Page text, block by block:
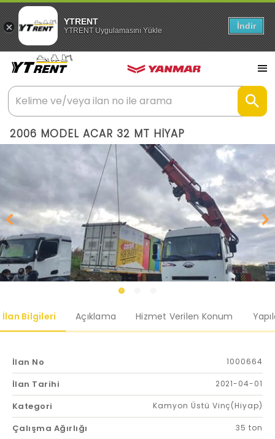
YTRENT
YTRENT Uygulamasını Yükle İndir
2006 MODEL ACAR 32 MT HİYAP
İlan Bilgileri Açıklama Hizmet Verilen Konum
İlan No 1000664
İlan Tarihi 2021-04-01
Kategori Kamyon Üstü Vinç(Hiyap)
Çalışma Ağırlığı 35 ton